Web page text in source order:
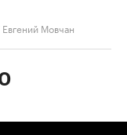
Евгений Мовчан